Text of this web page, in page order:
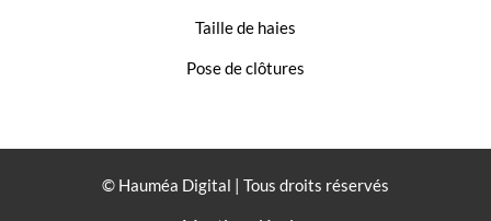
Taille de haies
Pose de clôtures
© Hauméa Digital | Tous droits réservés